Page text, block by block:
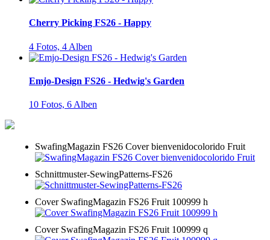
Cherry Picking FS26 - Happy
4 Fotos, 4 Alben
Emjo-Design FS26 - Hedwig's Garden
10 Fotos, 6 Alben
SwafingMagazin FS26 Cover bienvenidocolorido Fruit
Schnittmuster-SewingPatterns-FS26
Cover SwafingMagazin FS26 Fruit 100999 h
Cover SwafingMagazin FS26 Fruit 100999 q